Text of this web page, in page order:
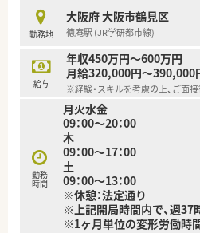
ビスを提供します。
【こんな方が活躍中】
■子育てを終えた後も長く現役
イフイベントを経てもキャリア
みとなっています。
■病院薬剤師からの転職者も多
して、より深い薬学的知見に基
ら信頼されています。
■若手薬剤師も家賃補助制度な
させ、地域医療を支える一員と
と勤務しています。
勤務地
大阪府 大阪市鶴見区
徳庵駅 (JR学研都市線)
給与
年収450万円～600万円
月給320,000円～390,000
※経験・スキルを考慮の上、ご面
勤務
時間
月火水金
09：00～20：00
木
09：00～17：00
土
09：00～13：00
※休憩：法定通り
※上記開局時間内で、週37
※1ヶ月単位の変形労働時